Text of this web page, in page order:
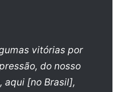
vitórias por
do nosso
aqui [no Brasil],